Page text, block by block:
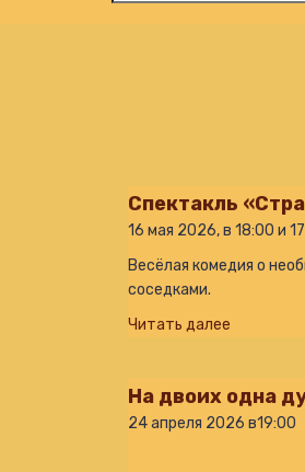
Спектакль
16 мая 2026, в 18:00 и
Весёлая комедия о
соседками.
Читать далее
На двоих одна
24 апреля 2026 в19:00